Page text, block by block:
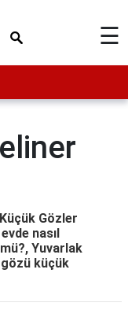
☰
Gözler
nasıl
Yuvarlak
gözü küçük